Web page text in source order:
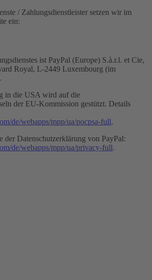
/ Zahlungsdienstleister setzen wir im
ein:
ist PayPal (Europe) S.à.r.l. et Cie,
Royal, L-2449 Luxembourg (im
in die USA wird auf die
der EU-Kommission gestützt. Details
de/webapps/mpp/ua/pocpsa-full.
der Datenschutzerklärung von PayPal:
de/webapps/mpp/ua/privacy-full.